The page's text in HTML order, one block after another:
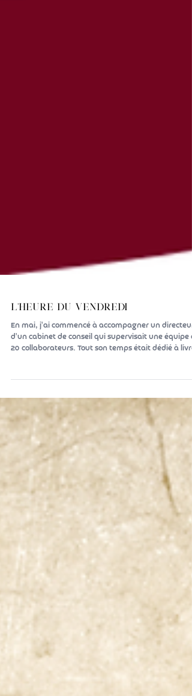
L'heure du vendredi
d'un cabinet de conseil qui supervisait une équipe
les projets en cours. Pas une minute d'attention sur
sa dynamique d'équipe. La première étape a été
dégager une heure chaque vendredi pour observer
son équipe en action. Dès la deuxième semaine, il a
repéré une tension entre deux collaborateurs
qui couvait depuis des mois Un mois plus tard, le
conflit latent a